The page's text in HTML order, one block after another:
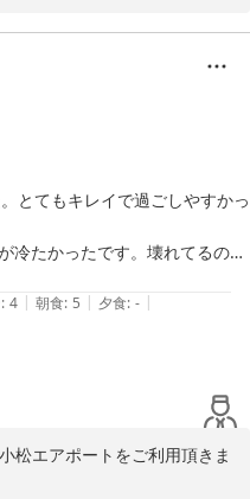
けてしまい、大変申し訳ござ
なお客様にはご好評をいただ
が苦手なお客様にも配慮でき
討してまいります。貴重なご
した。
りくださいませ。
小松エアポート
とてもキレイで過ごしやすかっ
冷たかったです。壊れてるの
は狭めでしたが、1人なので快
: 4 | 朝食: 5 | 夕食: - |
松エアポートをご利用頂きま